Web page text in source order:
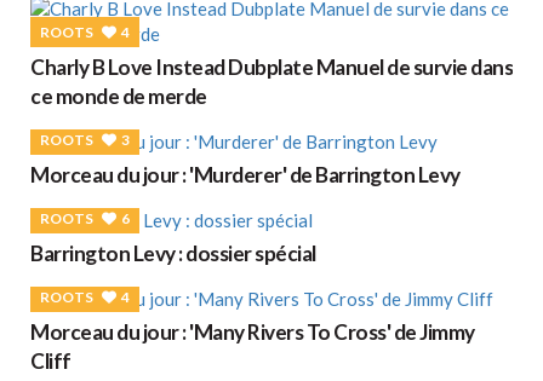
ROOTS 4
Charly B Love Instead Dubplate Manuel de survie dans
ce monde de merde
ROOTS 3
Morceau du jour : 'Murderer' de Barrington Levy
ROOTS 6
Barrington Levy : dossier spécial
ROOTS 4
Morceau du jour : 'Many Rivers To Cross' de Jimmy
Cliff